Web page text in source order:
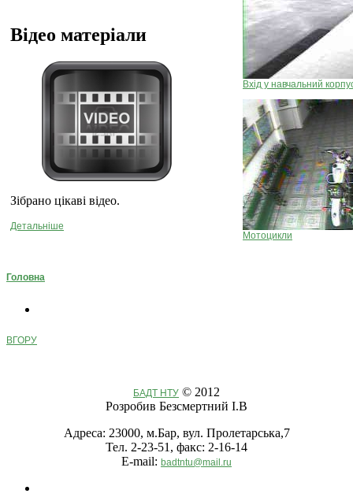
Відео матеріали
Зібрано цікаві відео.
Детальніше
Вхід у навчальний
Мотоцикли
Головна
ВГОРУ
БАДТ НТУ © 2012
Розробив Безсмертний І.В
Адреса: 23000, м.Бар, вул. Пролетарська,7
Тел. 2-23-51, факс: 2-16-14
E-mail: badtntu@mail.ru